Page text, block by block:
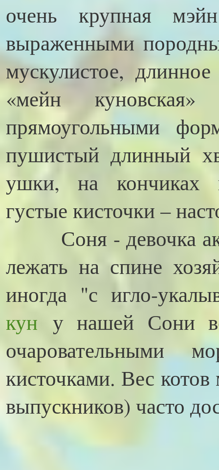
очень крупная
выраженными
мускулистое,
«мейн
прямоугольными
пушистый длинный
ушки, на кончиках
густые кисточки –
Соня - девочка
лежать на спине
иногда "с игло-
кун у нашей Сони
очаровательными
кисточками. Вес
выпускников) часто